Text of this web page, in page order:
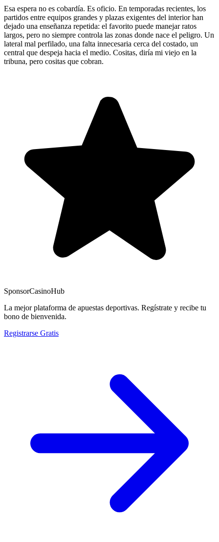
Esa espera no es cobardía. Es oficio. En temporadas recientes, los
partidos entre equipos grandes y plazas exigentes del interior han
dejado una enseñanza repetida: el favorito puede manejar ratos
largos, pero no siempre controla las zonas donde nace el peligro. Un
lateral mal perfilado, una falta innecesaria cerca del costado, un
central que despeja hacia el medio. Cositas, diría mi viejo en la
tribuna, pero cositas que cobran.
SponsorCasinoHub
La mejor plataforma de apuestas deportivas. Regístrate y recibe tu
bono de bienvenida.
Registrarse Gratis